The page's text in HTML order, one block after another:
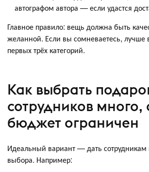
автографом автора — если удастся
Главное правило: вещь должна быть
желанной. Если вы сомневаетесь, лучше
первых трёх категорий.
Как выбрать
сотрудников много,
бюджет ограничен
Идеальный вариант — дать сотрудникам
выбора. Например: